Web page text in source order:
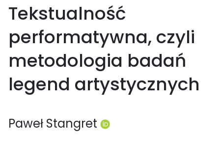
Tekstualność
performatywna, czyli
metodologia badań
legend artystycznych
Paweł Stangret